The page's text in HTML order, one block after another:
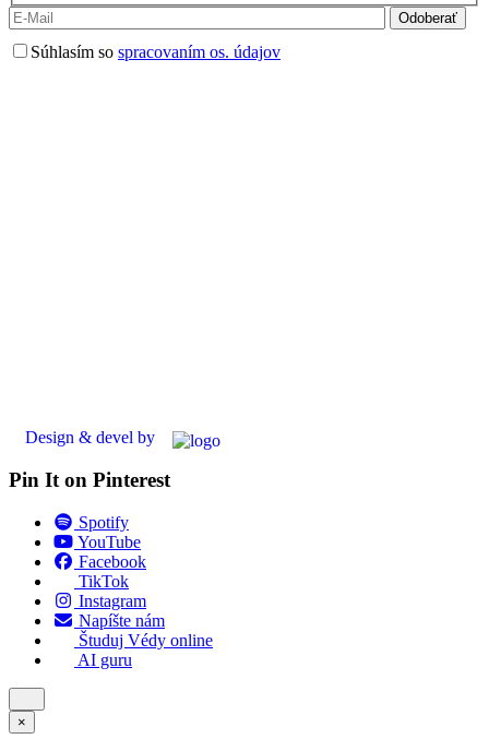
Súhlasím so spracovaním os. údajov
Design & devel by
Pin It on Pinterest
Spotify
YouTube
Facebook
TikTok
Instagram
Napíšte nám
Študuj Védy online
AI guru
×